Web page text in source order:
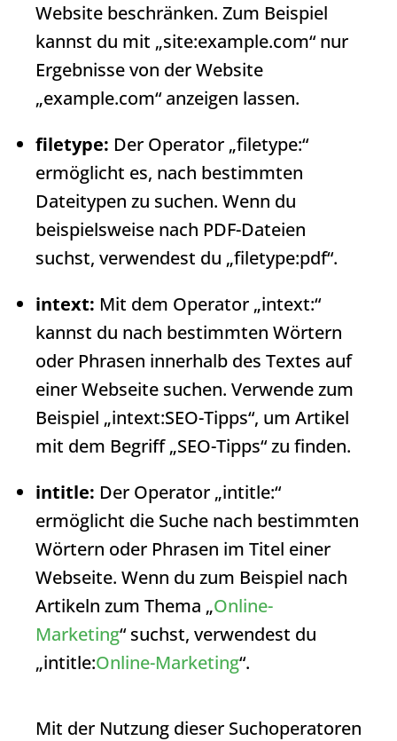
Website beschränken. Zum Beispiel
kannst du mit „site:example.com“ nur
Ergebnisse von der Website
„example.com“ anzeigen lassen.
filetype: Der Operator „filetype:“
ermöglicht es, nach bestimmten
Dateitypen zu suchen. Wenn du
beispielsweise nach PDF-Dateien
suchst, verwendest du „filetype:pdf“.
intext: Mit dem Operator „intext:“
kannst du nach bestimmten Wörtern
oder Phrasen innerhalb des Textes auf
einer Webseite suchen. Verwende zum
Beispiel „intext:SEO-Tipps“, um Artikel
mit dem Begriff „SEO-Tipps“ zu finden.
intitle: Der Operator „intitle:“
ermöglicht die Suche nach bestimmten
Wörtern oder Phrasen im Titel einer
Webseite. Wenn du zum Beispiel nach
Artikeln zum Thema „Online-
Marketing“ suchst, verwendest du
„intitle:Online-Marketing“.
Mit der Nutzung dieser Suchoperatoren